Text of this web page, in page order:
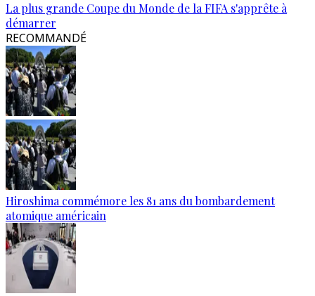
La plus grande Coupe du Monde de la FIFA s'apprête à
démarrer
RECOMMANDÉ
Hiroshima commémore les 81 ans du bombardement
atomique américain